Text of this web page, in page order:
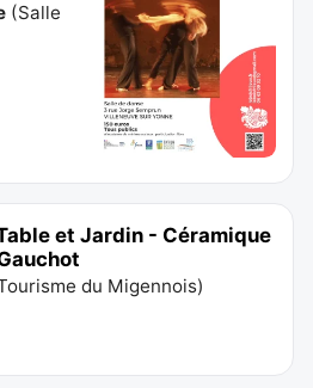
(Salle
et Jardin - Céramique
du Migennois)